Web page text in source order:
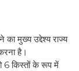
मुख्य उद्देश्य राज्य
है।
6 किस्तों के रूप में